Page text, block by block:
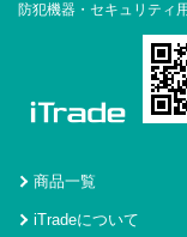
防犯機器・セキュリティ
商品一覧
iTradeについて